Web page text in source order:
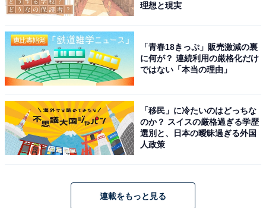
理想と現実
「青春18きっぷ」販売激減の裏
に何が？ 連続利用の厳格化だけ
ではない「本当の理由」
「移民」に冷たいのはどっちな
のか？ スイスの厳格過ぎる学歴
選別と、日本の曖昧過ぎる外国
人政策
連載をもっと見る